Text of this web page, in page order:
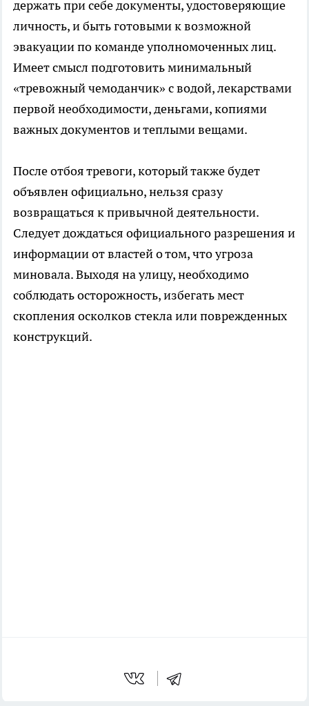
держать при себе документы, удостоверяющие
личность, и быть готовыми к возможной
эвакуации по команде уполномоченных лиц.
Имеет смысл подготовить минимальный
«тревожный чемоданчик» с водой, лекарствами
первой необходимости, деньгами, копиями
важных документов и теплыми вещами.
После отбоя тревоги, который также будет
объявлен официально, нельзя сразу
возвращаться к привычной деятельности.
Следует дождаться официального разрешения и
информации от властей о том, что угроза
миновала. Выходя на улицу, необходимо
соблюдать осторожность, избегать мест
скопления осколков стекла или поврежденных
конструкций.